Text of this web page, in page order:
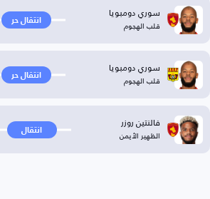
سوري دومبويا
قلب الهجوم انتقال حر
سوري دومبويا
قلب الهجوم انتقال حر
فالنتين روزر
الظهير الأيمن انتقال